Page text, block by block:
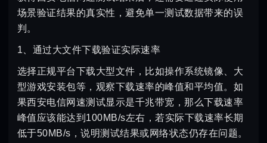
场景验证结果的真实性，避免单一测试数据带来的误
判。
1、通过大文件下载验证实际速率
选择正规平台下载大型文件，比如操作系统镜像、大
型游戏安装包等，观察下载速率的峰值和平均值。如
果西安电信网速测试显示是千兆带宽，那么下载速率
峰值应该能达到100MB/s左右，若实际下载速率长期
低于50MB/s，说明测试结果或网络状态仍存在问题。